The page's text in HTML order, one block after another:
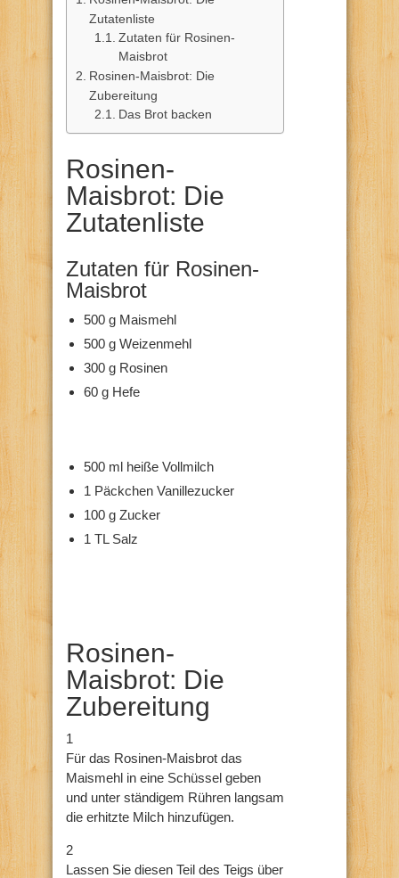
Zutatenliste
Zutaten für Rosinen-
Maisbrot
Rosinen-Maisbrot: Die
Zubereitung
Das Brot backen
Rosinen-
Maisbrot: Die
Zutatenliste
Zutaten für Rosinen-
Maisbrot
500 g Maismehl
500 g Weizenmehl
300 g Rosinen
60 g Hefe
500 ml heiße Vollmilch
1 Päckchen Vanillezucker
100 g Zucker
1 TL Salz
Rosinen-
Maisbrot: Die
Zubereitung
1
Für das Rosinen-Maisbrot das
Maismehl in eine Schüssel geben
und unter ständigem Rühren langsam
die erhitzte Milch hinzufügen.
2
Lassen Sie diesen Teil des Teigs über